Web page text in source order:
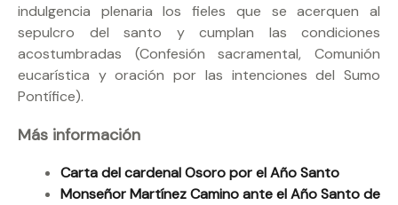
indulgencia plenaria los fieles que se acerquen al
sepulcro del santo y cumplan las condiciones
acostumbradas (Confesión sacramental, Comunión
eucarística y oración por las intenciones del Sumo
Pontífice).
Más información
Carta del cardenal Osoro por el Año Santo
Monseñor Martínez Camino ante el Año Santo de